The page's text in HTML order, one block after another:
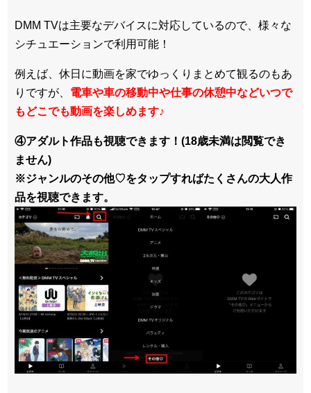
DMM TVは主要なデバイスに対応しているので、 様々な
シチュエーションで利用可能！
例えば、休日に動画を家でゆっくりまとめて観るのもあ
りですが、 電車や車の移動中や仕事の休憩中などいつで
もどこでも動画を楽しめます♪
④アダルト作品も視聴できます！(18歳未満は閲覧でき
ません)
※ジャンルのその他♡をタップすればたくさんの大人作
品を視聴できます。